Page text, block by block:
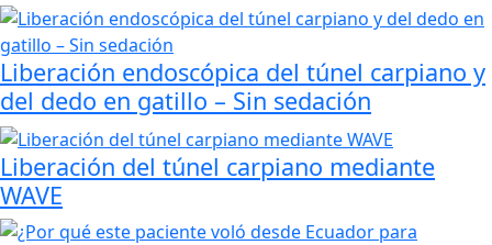
Liberación endoscópica del túnel carpiano y
del dedo en gatillo – Sin sedación
Liberación del túnel carpiano mediante
WAVE